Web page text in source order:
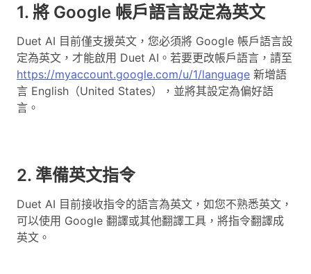
1. 將 Google 帳戶語言設定為英文
Duet AI 目前僅支援英文，您必須將 Google 帳戶語言設
定為英文，才能啟用 Duet AI。若要更改帳戶語言，請至
https://myaccount.google.com/u/1/language 新增語
言 English（United States），並將其設定為偏好語
言。
2. 準備英文指令
Duet AI 目前接收指令的語言為英文，如您不熟悉英文，
可以使用 Google 翻譯或其他翻譯工具，將指令翻譯成
英文。